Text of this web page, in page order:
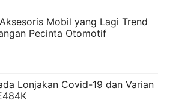
Mobil yang Lagi Trend
Pecinta Otomotif
Lonjakan Covid-19 dan Varian